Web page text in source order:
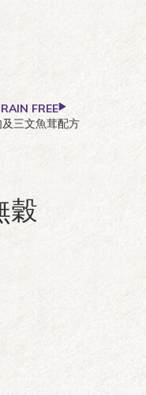
FREE
三文魚茸配方
穀